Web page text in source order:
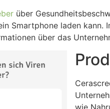
über
Smartphone laden kann.
über das